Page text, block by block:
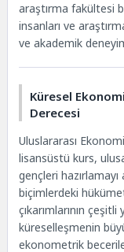
araştırma fakültesi
insanları ve
ve akademik
Küresel
Derecesi
Uluslararası
lisansüstü kurs,
gençleri
biçimlerdeki hükümet
çıkarımlarının
küreselleşmenin
ekonometrik